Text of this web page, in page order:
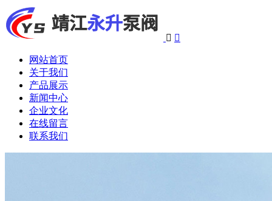
 
网站首页
关于我们
产品展示
新闻中心
企业文化
在线留言
联系我们